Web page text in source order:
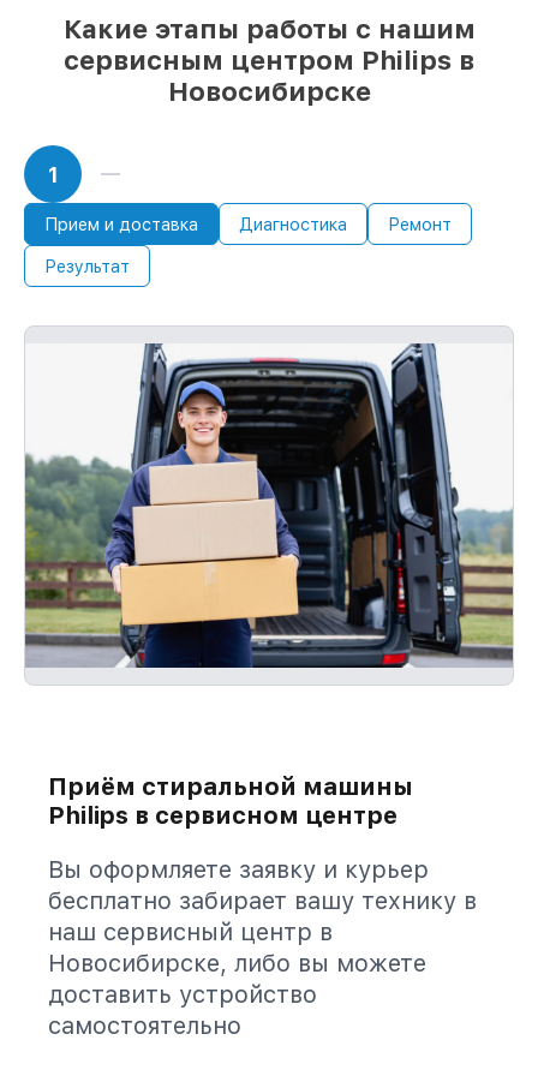
Какие этапы работы с нашим
сервисным центром Philips в
Новосибирске
1
Прием и доставка Диагностика Ремонт
Результат
Приём стиральной машины
Philips в сервисном центре
Вы оформляете заявку и курьер
бесплатно забирает вашу технику в
наш сервисный центр в
Новосибирске, либо вы можете
доставить устройство
самостоятельно